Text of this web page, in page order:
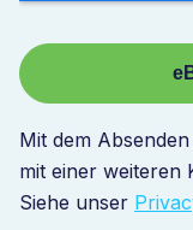
Mit dem
mit einer weiteren
Siehe unser